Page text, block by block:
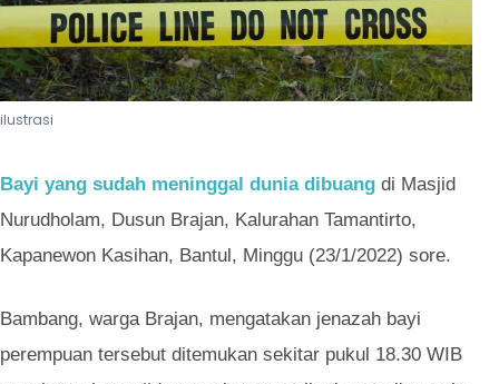
ilustrasi
Bayi yang sudah meninggal dunia dibuang di Masjid
Nurudholam, Dusun Brajan, Kalurahan Tamantirto,
Kapanewon Kasihan, Bantul, Minggu (23/1/2022) sore.
Bambang, warga Brajan, mengatakan jenazah bayi
perempuan tersebut ditemukan sekitar pukul 18.30 WIB